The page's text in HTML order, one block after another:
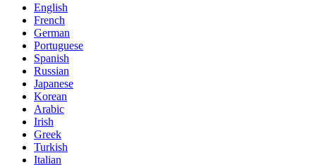
English
French
German
Portuguese
Spanish
Russian
Japanese
Korean
Arabic
Irish
Greek
Turkish
Italian